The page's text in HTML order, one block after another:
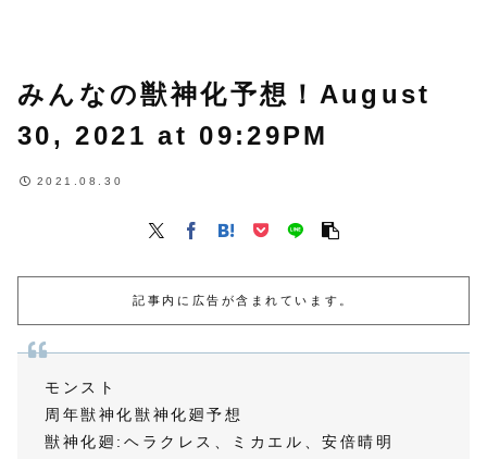
みんなの獣神化予想！August
30, 2021 at 09:29PM
2021.08.30
記事内に広告が含まれています。
モンスト
周年獣神化獣神化廻予想
獣神化廻:ヘラクレス、ミカエル、安倍晴明